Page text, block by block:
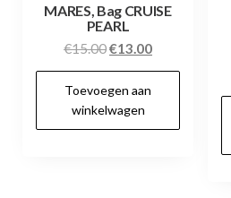
MARES, Bag CRUISE
PEARL
€15.00Oorspronkelijke
prijs
was:
€15.00.
€13.00Huidige
prijs
Toevoegen aan
winkelwagen